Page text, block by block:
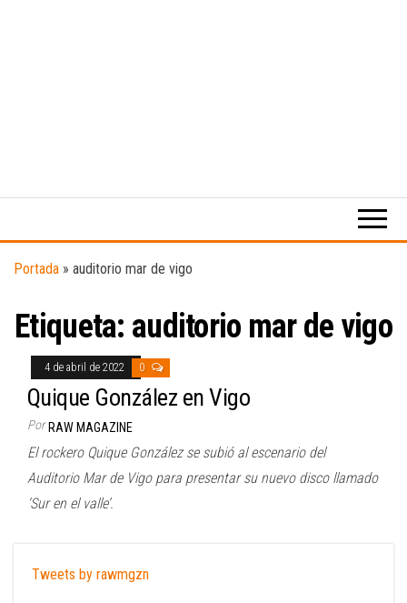
digital
música.
Portada » auditorio mar de vigo
Etiqueta: auditorio mar de vigo
4 de abril de 2022 0
Quique González en Vigo
Por RAW MAGAZINE
El rockero Quique González se subió al escenario del
Auditorio Mar de Vigo para presentar su nuevo disco llamado
‘Sur en el valle’.
Tweets by rawmgzn